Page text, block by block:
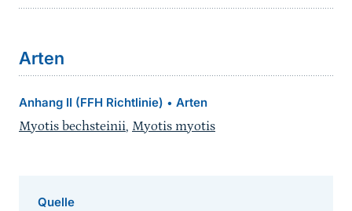
Arten
Anhang II (FFH Richtlinie) • Arten
Myotis bechsteinii, Myotis myotis
Quelle